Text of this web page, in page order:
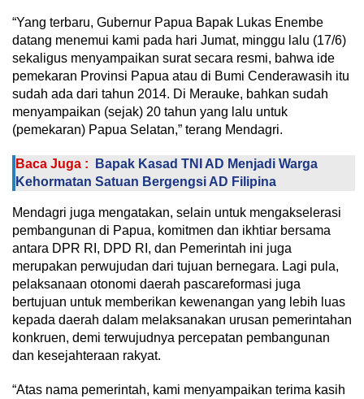
“Yang terbaru, Gubernur Papua Bapak Lukas Enembe
datang menemui kami pada hari Jumat, minggu lalu (17/6)
sekaligus menyampaikan surat secara resmi, bahwa ide
pemekaran Provinsi Papua atau di Bumi Cenderawasih itu
sudah ada dari tahun 2014. Di Merauke, bahkan sudah
menyampaikan (sejak) 20 tahun yang lalu untuk
(pemekaran) Papua Selatan,” terang Mendagri.
Baca Juga :
Bapak Kasad TNI AD Menjadi Warga
Kehormatan Satuan Bergengsi AD Filipina
Mendagri juga mengatakan, selain untuk mengakselerasi
pembangunan di Papua, komitmen dan ikhtiar bersama
antara DPR RI, DPD RI, dan Pemerintah ini juga
merupakan perwujudan dari tujuan bernegara. Lagi pula,
pelaksanaan otonomi daerah pascareformasi juga
bertujuan untuk memberikan kewenangan yang lebih luas
kepada daerah dalam melaksanakan urusan pemerintahan
konkruen, demi terwujudnya percepatan pembangunan
dan kesejahteraan rakyat.
“Atas nama pemerintah, kami menyampaikan terima kasih